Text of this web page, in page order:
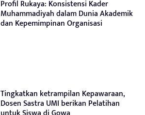
Profil Rukaya: Konsistensi Kader
Muhammadiyah dalam Dunia Akademik
dan Kepemimpinan Organisasi
Tingkatkan ketrampilan Kepawaraan,
Dosen Sastra UMI berikan Pelatihan